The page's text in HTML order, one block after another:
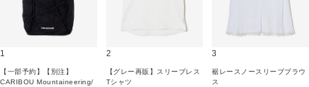
1
【一部予約】【別注】
CARIBOU Mountaineering/
2
【グレー再販】スリーブレス
Tシャツ
3
裾レースノースリーブブラウ
ス